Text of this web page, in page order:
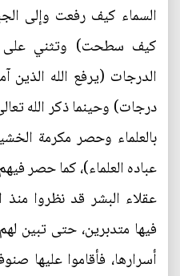
السماء كيف رفعت وإلى
كيف سطحت) وتثني على
الدرجات (يرفع الله الذين
درجات) وحينما ذكر الله
بالعلماء وحصر مكرمة
عباده العلماء)، كما حصر
عقلاء البشر قد نظروا منذ
فيها متدبرين، حتى تبين
أسرارها، فأقاموا عليها